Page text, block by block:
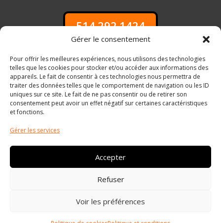
Gérer le consentement
Pour offrir les meilleures expériences, nous utilisons des technologies
telles que les cookies pour stocker et/ou accéder aux informations des
appareils. Le fait de consentir à ces technologies nous permettra de
traiter des données telles que le comportement de navigation ou les ID
uniques sur ce site. Le fait de ne pas consentir ou de retirer son
consentement peut avoir un effet négatif sur certaines caractéristiques
et fonctions.
Gérer les services
Accepter
Refuser
Voir les préférences
514.292.1424
Qui Sommes-nous
Politique de cookies (CA)
projet@gestionimmobilius.com
RBQ : 5860-5858-01